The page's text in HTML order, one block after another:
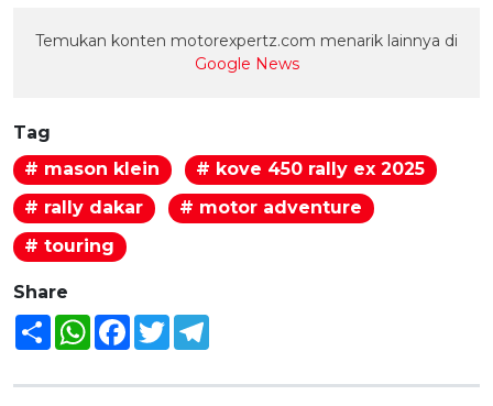
Temukan konten motorexpertz.com menarik lainnya di
Google News
Tag
# mason klein
# kove 450 rally ex 2025
# rally dakar
# motor adventure
# touring
Share
Share WhatsAppFacebook
Twitter